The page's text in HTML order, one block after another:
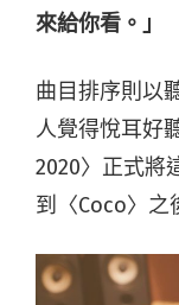
來給你看。」
曲目排序則以
人覺得悅耳好
2020〉正式將
到〈Coco〉之